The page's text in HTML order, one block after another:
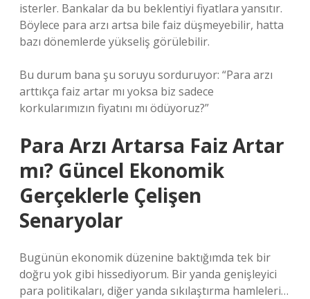
isterler. Bankalar da bu beklentiyi fiyatlara yansıtır.
Böylece para arzı artsa bile faiz düşmeyebilir, hatta
bazı dönemlerde yükseliş görülebilir.
Bu durum bana şu soruyu sorduruyor: “Para arzı
arttıkça faiz artar mı yoksa biz sadece
korkularımızın fiyatını mı ödüyoruz?”
Para Arzı Artarsa Faiz Artar
mı? Güncel Ekonomik
Gerçeklerle Çelişen
Senaryolar
Bugünün ekonomik düzenine baktığımda tek bir
doğru yok gibi hissediyorum. Bir yanda genişleyici
para politikaları, diğer yanda sıkılaştırma hamleleri…